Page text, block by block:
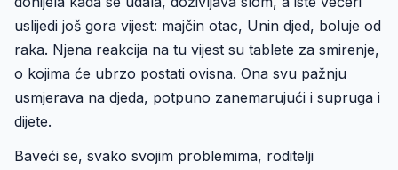
uslijedi još gora vijest: majčin otac, Unin djed, boluje od
raka. Njena reakcija na tu vijest su tablete za smirenje,
o kojima će ubrzo postati ovisna. Ona svu pažnju
usmjerava na djeda, potpuno zanemarujući i supruga i
dijete.
Baveći se, svako svojim problemima, roditelji